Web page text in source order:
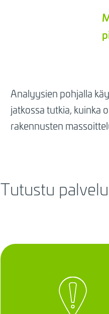
Analyysien pohjalla
jatkossa tutkia, kuinka
rakennusten
Tutustu